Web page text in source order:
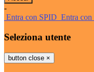
-
Entra con SPID Entra con
Seleziona utente
button close ×